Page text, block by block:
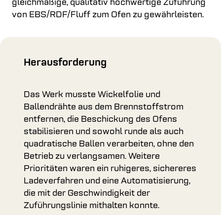
gleichmäßige, qualitativ hochwertige Zuführung
von EBS/RDF/Fluff zum Ofen zu gewährleisten.
Herausforderung
Das Werk musste Wickelfolie und
Ballendrähte aus dem Brennstoffstrom
entfernen, die Beschickung des Ofens
stabilisieren und sowohl runde als auch
quadratische Ballen verarbeiten, ohne den
Betrieb zu verlangsamen. Weitere
Prioritäten waren ein ruhigeres, sichereres
Ladeverfahren und eine Automatisierung,
die mit der Geschwindigkeit der
Zuführungslinie mithalten konnte.